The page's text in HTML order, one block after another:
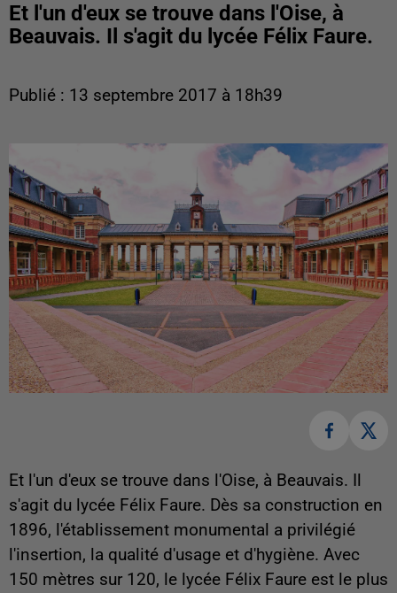
Et l'un d'eux se trouve dans l'Oise, à
Beauvais. Il s'agit du lycée Félix Faure.
Publié : 13 septembre 2017 à 18h39
Et l'un d'eux se trouve dans l'Oise, à Beauvais. Il
s'agit du lycée Félix Faure. Dès sa construction en
1896, l'établissement monumental a privilégié
l'insertion, la qualité d'usage et d'hygiène. Avec
150 mètres sur 120, le lycée Félix Faure est le plus